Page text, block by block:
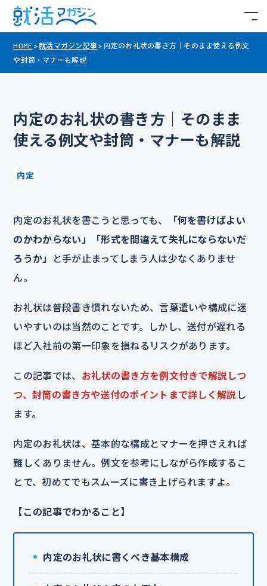
HOME >就活マガジン記事 > 内定のお礼状の書き方｜そのまま使える例文
や封筒・マナーも解説
内定のお礼状の書き方｜そのまま
使える例文や封筒・マナーも解説
内定
内定のお礼状を書こうと思っても、
「何を書けばよい
のかわからない」「形式を間違えて失礼にならないだ
ろうか」
と手が止まってしまう人は少なくありませ
ん。
お礼状は普段書き慣れないため、言葉遣いや構成に迷
いやすいのは当然のことです。しかし、送付が遅れる
ほど入社前の第一印象を損ねるリスクがあります。
この記事では、 お礼状の書き方を例文付きで解説しつ
つ、封筒の書き方や送付のポイントまで詳しく解説 し
ます。
内定のお礼状は、基本的な構成とマナーを押さえれば
難しくありません。例文を参考にしながら作成するこ
とで、初めてでもスムーズに書き上げられますよ。
【この記事でわかること】
内定のお礼状に書くべき基本構成